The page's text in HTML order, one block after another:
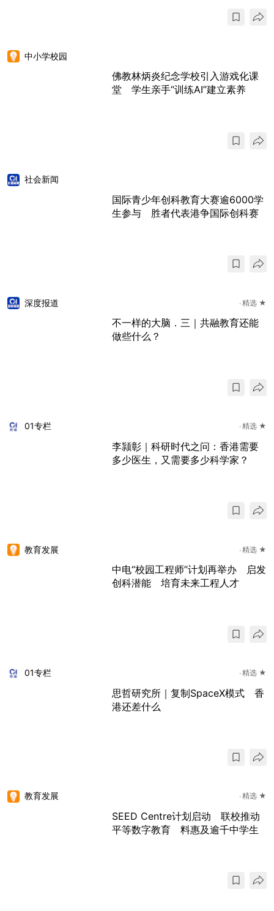
中小学校园
佛教林炳炎纪念学校引入游戏化课
堂 学生亲手“训练AI”建立素养
社会新闻
国际青少年创科教育大赛逾6000学
生参与 胜者代表港争国际创科赛
深度报道 精选 ★
不一样的大脑．三｜共融教育还能
做些什么？
01专栏 精选 ★
李颕彰｜科研时代之问：香港需要
多少医生，又需要多少科学家？
教育发展 精选 ★
中电“校园工程师”计划再举办 启发
创科潜能 培育未来工程人才
01专栏 精选 ★
思哲研究所｜复制SpaceX模式 香
港还差什么
教育发展 精选 ★
SEED Centre计划启动 联校推动
平等数字教育 料惠及逾千中学生